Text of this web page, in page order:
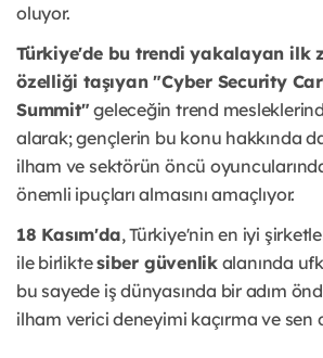
oluyor.
Türkiye'de bu trendi yakalayan ilk
özelliği taşıyan "Cyber Security
Summit" geleceğin trend
alarak; gençlerin bu konu hakkında
ilham ve sektörün öncü
önemli ipuçları almasını amaçlıyor.
18 Kasım'da, Türkiye'nin en iyi
ile birliktesiber güvenlikalanında
bu sayede iş dünyasında bir adım
ilham verici deneyimi kaçırma ve sen